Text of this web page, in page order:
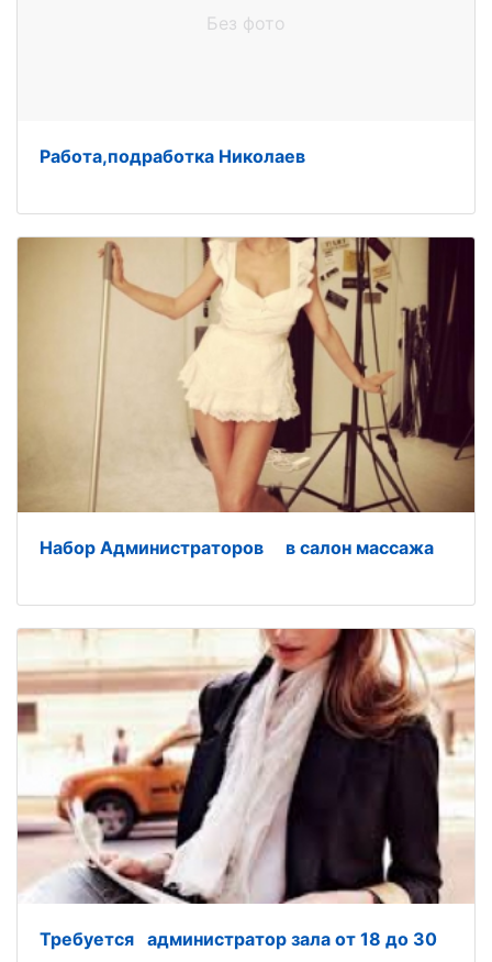
Без фото
Работа,подработка Николаев
Нaбор Администрaторов в сaлон мaссaжa
Требуется администратор зала от 18 до 30